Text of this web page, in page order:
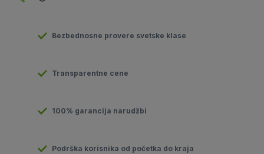
Bezbednosne provere svetske klase
Transparentne cene
100% garancija narudžbi
Podrška korisnika od početka do kraja